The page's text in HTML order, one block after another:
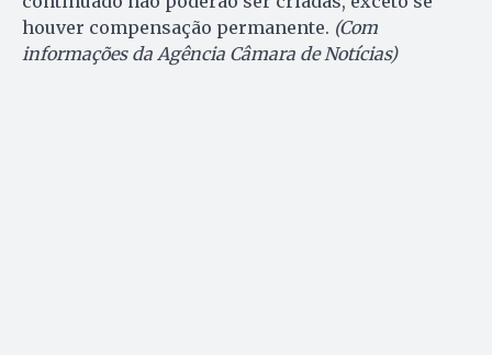
houver compensação permanente. (Com
informações da Agência Câmara de Notícias)